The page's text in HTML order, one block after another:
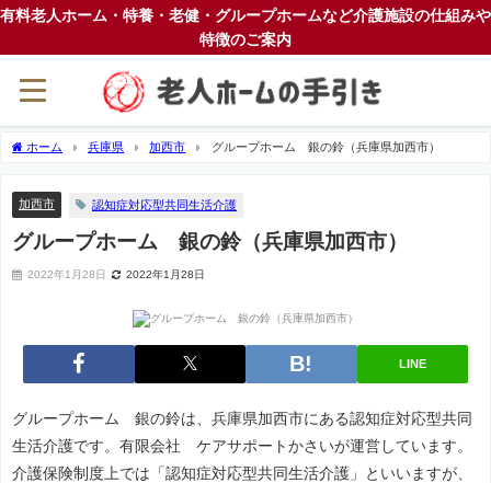
有料老人ホーム・特養・老健・グループホームなど介護施設の仕組みや
特徴のご案内
ホーム 兵庫県 加西市 グループホーム 銀の鈴（兵庫県加西市）
加西市 認知症対応型共同生活介護
グループホーム 銀の鈴（兵庫県加西市）
2022年1月28日 2022年1月28日
LINE
グループホーム 銀の鈴は、兵庫県加西市にある認知症対応型共同
生活介護です。有限会社 ケアサポートかさいが運営しています。
介護保険制度上では「認知症対応型共同生活介護」といいますが、